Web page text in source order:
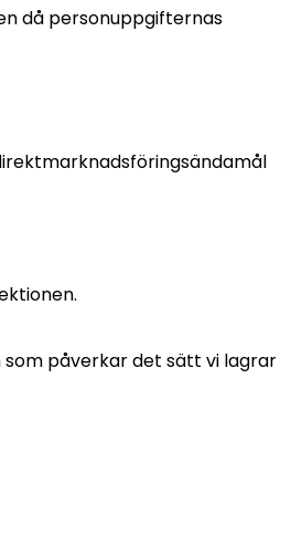
då personuppgifternas
som påverkar det sätt vi lagrar